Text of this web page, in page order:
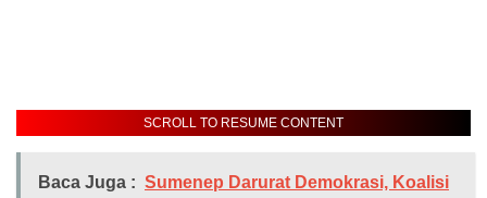
SCROLL TO RESUME CONTENT
Baca Juga : Sumenep Darurat Demokrasi, Koalisi